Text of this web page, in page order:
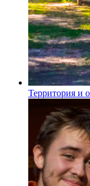
Территория и